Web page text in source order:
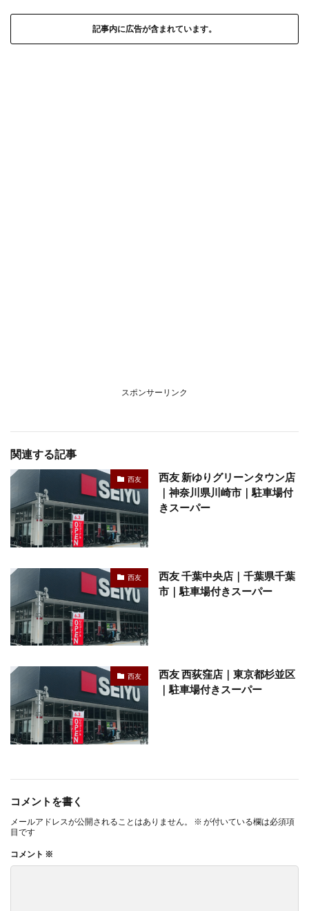
記事内に広告が含まれています。
スポンサーリンク
関連する記事
西友
西友 新ゆりグリーンタウン店
｜神奈川県川崎市｜駐車場付
きスーパー
西友
西友 千葉中央店｜千葉県千葉
市｜駐車場付きスーパー
西友
西友 西荻窪店｜東京都杉並区
｜駐車場付きスーパー
コメントを書く
メールアドレスが公開されることはありません。 ※ が付いている欄は必須項
目です
コメント ※